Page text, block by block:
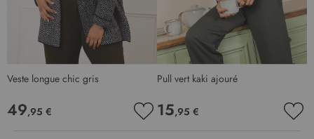
Veste longue chic gris
49,95 €
Pull vert kaki ajouré
15,95 €